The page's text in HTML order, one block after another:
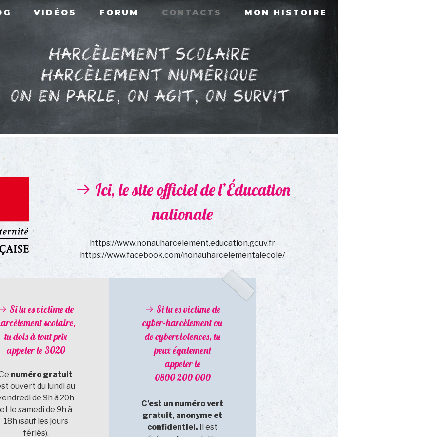
VIDÉOS FORUM CONTACTS MON HISTOIRE
Ici, le site officiel de l’Éducation
nationale
https://www.nonauharcelement.education.gouv.fr
https://www.facebook.com/nonauharcelementalecole/
Si tu es victime de
scolaire,
tu dois à tout prix
appeler le 3020
numéro gratuit
ouvert du lundi au
de 9h à 20h
et le samedi de 9h à
18h (sauf les jours
fériés).
Si tu es victime de
cyber-harcèlement ou
de cyberviolences, tu
peux également
appeler le
0800 200 000
C’est un numéro vert
gratuit, anonyme et
confidentiel. Il est